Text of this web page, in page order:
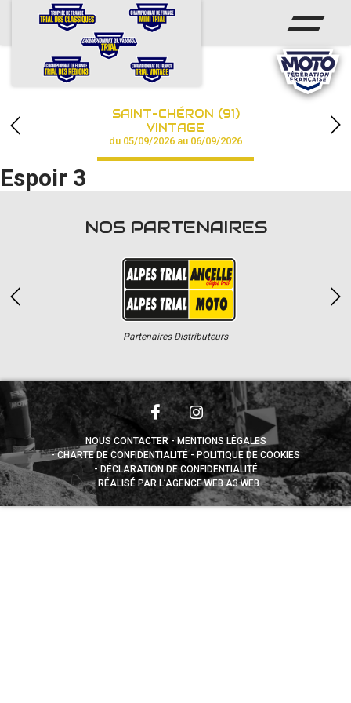
ACCUEIL
CALENDRIER
CHAMPIONNAT
RÉSULTATS
PHOTOS / VIDÉOS
PARTENAIRES
SAINT-CHÉRON (91)
VINTAGE
du 05/09/2026 au 06/09/2026
Espoir 3
NOS PARTENAIRES
Partenaires Distributeurs
NOUS CONTACTER
MENTIONS LÉGALES
CHARTE DE CONFIDENTIALITÉ
POLITIQUE DE COOKIES
DÉCLARATION DE CONFIDENTIALITÉ
RÉALISÉ PAR L’AGENCE WEB A3 WEB